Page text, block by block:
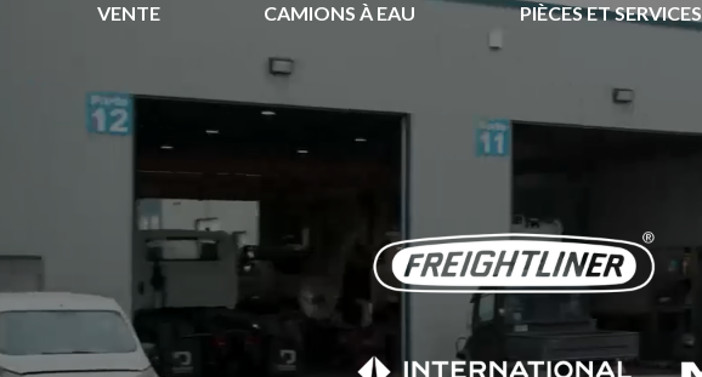
VENTE CAMIONS À EAU PIÈCES ET SERVICES